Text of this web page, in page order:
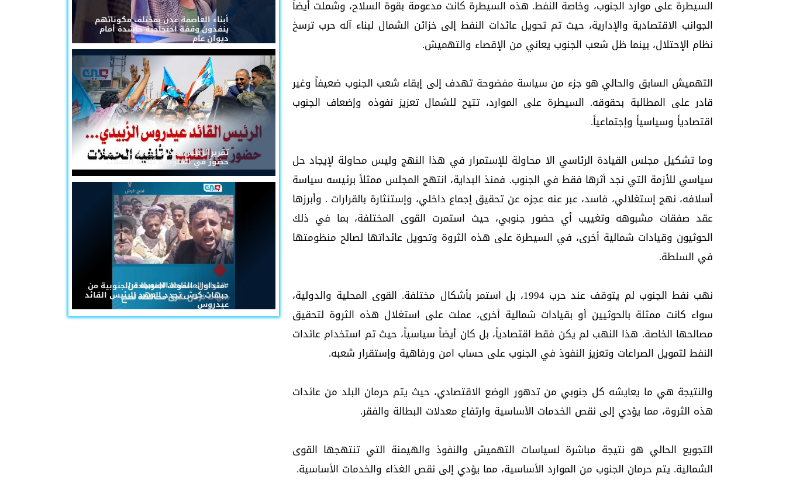
السيطرة على موارد الجنوب، وخاصة النفط. هذه السيطرة كانت مدعومة بقوة السلاح، وشملت أيضاً
الجوانب الاقتصادية والإدارية، حيث تم تحويل عائدات النفط إلى خزائن الشمال لبناء آله حرب ترسخ
نظام الإحتلال، بينما ظل شعب الجنوب يعاني من الإقصاء والتهميش.
التهميش السابق والحالي هو جزء من سياسة مفضوحة تهدف إلى إبقاء شعب الجنوب ضعيفاً وغير
قادر على المطالبة بحقوقه. السيطرة على الموارد، تتيح للشمال تعزيز نفوذه وإضعاف الجنوب
اقتصادياً وسياسياً وإجتماعياً.
وما تشكيل مجلس القيادة الرئاسي الا محاولة للإستمرار في هذا النهج وليس محاولة لإيجاد حل
سياسي للأزمة التي نجد أثرها فقط في الجنوب. فمنذ البداية، انتهج المجلس ممثلاً برئيسه سياسة
أسلافه، نهج إستغلالي، فاسد، عبر عنه عجزه عن تحقيق إجماع داخلي، وإستئثارة بالقرارات . وأبرزها
عقد صفقات مشبوهه وتغييب أي حضور جنوبي، حيث استمرت القوى المختلفة، بما في ذلك
الحوثيون وقيادات شمالية أخرى، في السيطرة على هذه الثروة وتحويل عائداتها لصالح منظومتها
في السلطة.
نهب نفط الجنوب لم يتوقف عند حرب 1994، بل استمر بأشكال مختلفة. القوى المحلية والدولية،
سواء كانت ممثلة بالحوثيين أو بقيادات شمالية أخرى، عملت على استغلال هذه الثروة لتحقيق
مصالحها الخاصة. هذا النهب لم يكن فقط اقتصادياً، بل كان أيضاً سياسياً، حيث تم استخدام عائدات
النفط لتمويل الصراعات وتعزيز النفوذ في الجنوب على حساب امن ورفاهية وإستقرار شعبه.
والنتيجة هي ما يعايشه كل جنوبي من تدهور الوضع الاقتصادي، حيث يتم حرمان البلد من عائدات
هذه الثروة، مما يؤدي إلى نقص الخدمات الأساسية وارتفاع معدلات البطالة والفقر.
التجويع الحالي هو نتيجة مباشرة لسياسات التهميش والنفوذ والهيمنة التي تنتهجها القوى
الشمالية. يتم حرمان الجنوب من الموارد الأساسية، مما يؤدي إلى نقص الغذاء والخدمات الأساسية.
أبناء العاصمة عدن بمختلف مكوناتهم
ينفذون وقفة احتجاجية حاشدة أمام
ديوان عام
تقريرالرئيس القائد عيدروس الزُبيدي...
حضورٌ في القلوب لا تُلغيه الحملات
#متداول: القوات المسلحة الجنوبية من
جبهات كرش تجدد العهد للرئيس القائد
عيدروس